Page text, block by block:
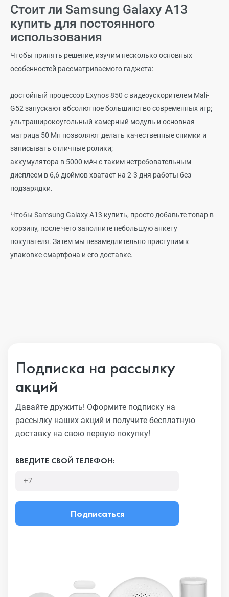
Стоит ли Samsung Galaxy A13
купить для постоянного
использования
Чтобы принять решение, изучим несколько основных
особенностей рассматриваемого гаджета:
достойный процессор Exynos 850 с видеоускорителем Mali-
G52 запускают абсолютное большинство современных игр;
ультраширокоугольный камерный модуль и основная
матрица 50 Мп позволяют делать качественные снимки и
записывать отличные ролики;
аккумулятора в 5000 мАч с таким нетребовательным
дисплеем в 6,6 дюймов хватает на 2-3 дня работы без
подзарядки.
Чтобы Samsung Galaxy A13 купить, просто добавьте товар в
корзину, после чего заполните небольшую анкету
покупателя. Затем мы незамедлительно приступим к
упаковке смартфона и его доставке.
Подписка на рассылку
акций
Давайте дружить! Оформите подписку на
рассылку наших акций и получите бесплатную
доставку на свою первую покупку!
ВВЕДИТЕ СВОЙ ТЕЛЕФОН:
Подписаться